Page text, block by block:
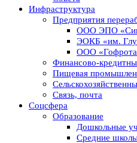
Инфраструктура
Предприятия
ООО ЭПО
ЭОКБ «им.
ООО
Финансово-
Пищевая
Связь, почта
Соцсфера
Образование
Дошкольные
Средние